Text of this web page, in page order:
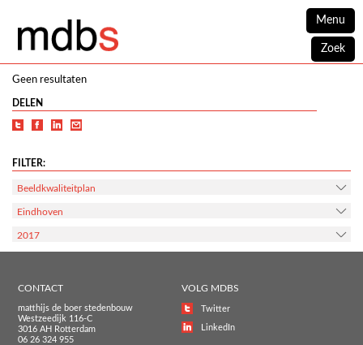
Menu
Zoek
Geen resultaten
DELEN
FILTER:
Beeldkwaliteitplan
Eindhoven
2017
CONTACT
matthijs de boer stedenbouw
Westzeedijk 116-C
3016 AH Rotterdam
06 26 324 955
VOLG MDBS
Twitter
LinkedIn